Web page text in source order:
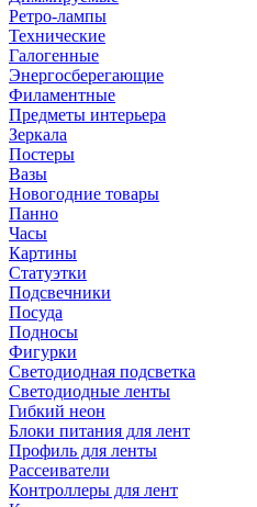
Ретро-лампы
Технические
Галогенные
Энергосберегающие
Филаментные
Предметы интерьера
Зеркала
Постеры
Вазы
Новогодние товары
Панно
Часы
Картины
Статуэтки
Подсвечники
Посуда
Подносы
Фигурки
Светодиодная подсветка
Светодиодные ленты
Гибкий неон
Блоки питания для лент
Профиль для ленты
Рассеиватели
Контроллеры для лент